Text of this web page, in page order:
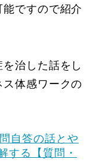
ですので紹介
治した話をし
体感ワークの
自答の話とや
する【質問・